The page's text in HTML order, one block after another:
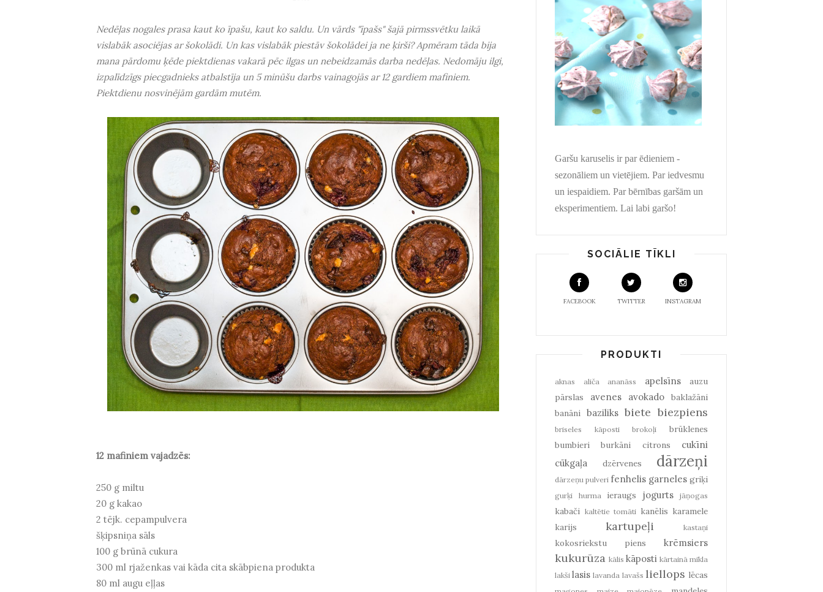
Nedēļas nogales prasa kaut ko īpašu, kaut ko saldu. Un vārds "īpašs" šajā pirmssvētku laikā
vislabāk asociējas ar šokolādi. Un kas vislabāk piestāv šokolādei ja ne ķirši? Apmēram tāda bija
mana pārdomu ķēde piektdienas vakarā pēc ilgas un nebeidzamās darba nedēļas. Nedomāju ilgi,
izpalīdzīgs piecgadnieks atbalstīja un 5 minūšu darbs vainagojās ar 12 gardiem mafiniem.
Piektdienu nosvinējām gardām mutēm.
12 mafiniem vajadzēs:
250 g miltu
20 g kakao
2 tējk. cepampulvera
šķipsniņa sāls
100 g brūnā cukura
300 ml rjaženkas vai kāda cita skābpiena produkta
80 ml augu eļļas
Garšu karuselis ir par ēdieniem -
sezonāliem un vietējiem. Par iedvesmu
un iespaidiem. Par bērnības garšām un
eksperimentiem. Lai labi garšo!
SOCIĀLIE TĪKLI
FACEBOOK TWITTER INSTAGRAM
PRODUKTI
aknas aliča ananāss apelsīns
auzu
pārslas
avenes avokado
baklažāni
banāni baziliks biete biezpiens
briseles kāposti brokoļi
brūklenes
bumbieri
burkāni citrons
cukīni
cūkgaļa
dzērvenes dārzeņi
dārzeņu pulveri fenhelis garneles griķi
gurķi hurma ieraugs jogurts jāņogas
kabači kaltētie tomāti kanēlis karamele
karijs
kartupeļi kastaņi
kokosriekstu piens krēmsiers
kukurūza kālis kāposti kārtainā mīkla
lakši lasis lavanda lavašs liellops lēcas